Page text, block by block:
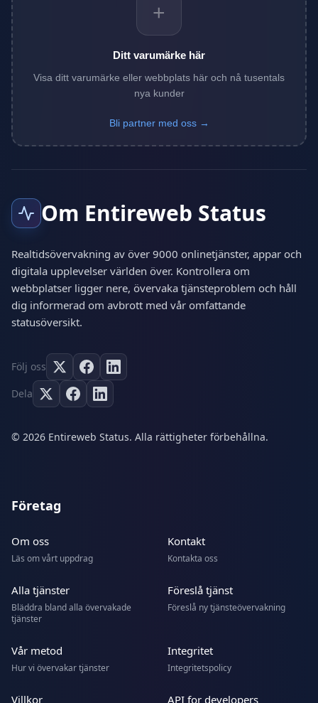
+
Ditt varumärke här
Visa ditt varumärke eller webbplats här och nå tusentals
nya kunder
Bli partner med oss →
Om Entireweb Status
Realtidsövervakning av över 9000 onlinetjänster, appar och
digitala upplevelser världen över. Kontrollera om
webbplatser ligger nere, övervaka tjänsteproblem och håll
dig informerad om avbrott med vår omfattande
statusöversikt.
Följ oss
Dela
© 2026 Entireweb Status. Alla rättigheter förbehållna.
Företag
Om oss
Läs om vårt uppdrag
Kontakt
Kontakta oss
Alla tjänster
Bläddra bland alla övervakade
tjänster
Föreslå tjänst
Föreslå ny tjänsteövervakning
Vår metod
Hur vi övervakar tjänster
Integritet
Integritetspolicy
Villkor API for developers